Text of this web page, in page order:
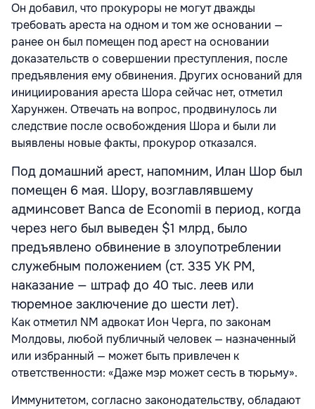
Он добавил, что прокуроры не могут дважды
требовать ареста на одном и том же основании —
ранее он был помещен под арест на основании
доказательств о совершении преступления, после
предъявления ему обвинения. Других оснований для
инициирования ареста Шора сейчас нет, отметил
Харунжен. Отвечать на вопрос, продвинулось ли
следствие после освобождения Шора и были ли
выявлены новые факты, прокурор отказался.
Под домашний арест, напомним, Илан Шор был
помещен 6 мая. Шору, возглавлявшему
админсовет Banca de Economii в период, когда
через него был выведен $1 млрд, было
предъявлено обвинение в злоупотреблении
служебным положением (ст. 335 УК РМ,
наказание — штраф до 40 тыс. леев или
тюремное заключение до шести лет).
Как отметил NM адвокат Ион Черга, по законам
Молдовы, любой публичный человек — назначенный
или избранный — может быть привлечен к
ответственности: «Даже мэр может сесть в тюрьму».
Иммунитетом, согласно законодательству, обладают